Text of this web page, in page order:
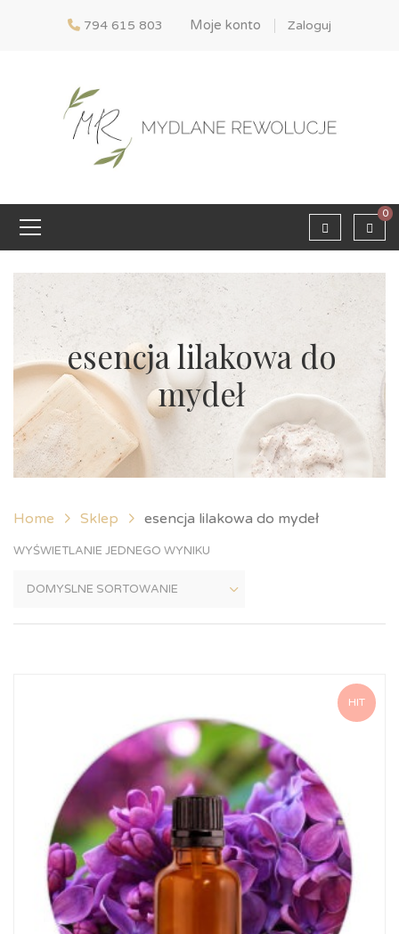
794 615 803 Moje konto Zaloguj
0
esencja lilakowa do
mydeł
Home Sklep esencja lilakowa do mydeł
WYŚWIETLANIE JEDNEGO WYNIKU
HIT